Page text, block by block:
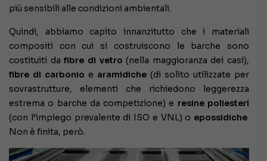
più sensibili alle condizioni ambientali.
Quindi, abbiamo capito innanzitutto che i materiali
compositi con cui si costruiscono le barche sono
costituiti dafibre di vetro (nella maggioranza dei casi),
fibre di carbonio e aramidiche (di solito utilizzate per
sovrastrutture, elementi che richiedono leggerezza
estrema o barche da competizione) e resine poliesteri
(con l’impiego prevalente di ISO e VNL) o epossidiche.
Non è finita, però.